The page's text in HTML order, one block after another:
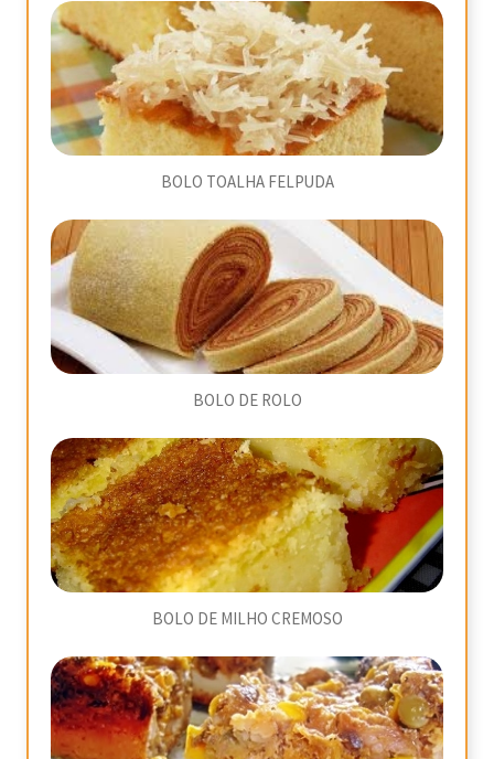
BOLO TOALHA FELPUDA
BOLO DE ROLO
BOLO DE MILHO CREMOSO